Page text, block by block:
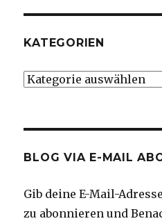
KATEGORIEN
Kategorien
BLOG VIA E-MAIL
Gib deine E-Mail-
zu abonnieren und